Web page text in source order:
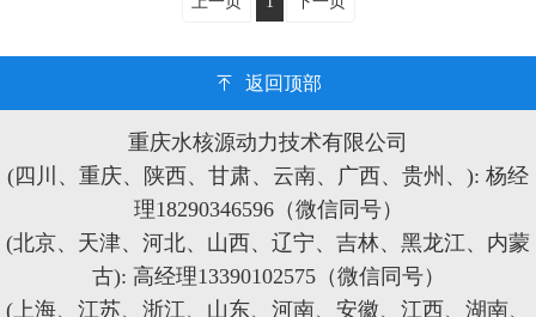
返回顶部
重庆水核源动力技术有限公司
(四川、重庆、陕西、甘肃、云南、广西、贵州、): 杨经
理18290346596（微信同号）
(北京、天津、河北、山西、辽宁、吉林、黑龙江、内蒙
古): 高经理13390102575（微信同号）
(上海、江苏、浙江、山东、河南、安徽、江西、湖南、